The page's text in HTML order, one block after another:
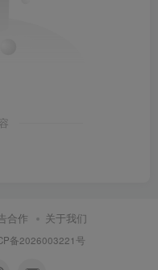
合作 关于我们
备2026003221号